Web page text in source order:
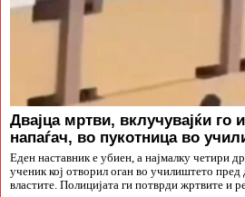
Двајца мртви, вклучувајќи го
напаѓач, во пукотница во
Еден наставник е убиен, а најмалку четири
ученик кој отворил оган во училиштето
властите. Полицијата ги потврди жртвите и